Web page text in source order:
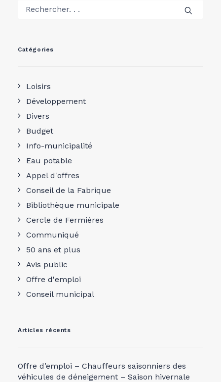
Catégories
Loisirs
Développement
Divers
Budget
Info-municipalité
Eau potable
Appel d'offres
Conseil de la Fabrique
Bibliothèque municipale
Cercle de Fermières
Communiqué
50 ans et plus
Avis public
Offre d'emploi
Conseil municipal
Articles récents
Offre d’emploi – Chauffeurs saisonniers des
véhicules de déneigement – Saison hivernale